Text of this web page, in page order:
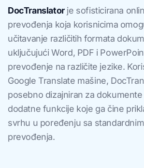
DocTranslatorje sofisticirana
prevođenja koja korisnicima
učitavanje različitih formata
uključujući Word, PDF i
prevođenje na različite jezike.
Google Translate mašine,
posebno dizajniran za
dodatne funkcije koje ga čine
svrhu u poređenju sa
prevođenja.